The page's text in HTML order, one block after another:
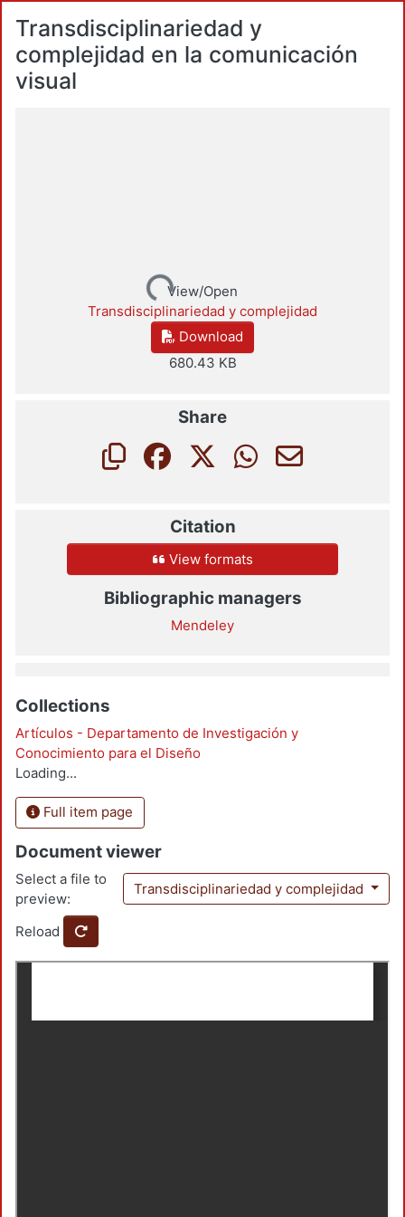
Transdisciplinariedad y
complejidad en la comunicación
visual
Loading...View/Open
Transdisciplinariedad y complejidad
Download
680.43 KB
Share
Citation
View formats
Bibliographic managers
Mendeley
Collections
Artículos - Departamento de Investigación y
Conocimiento para el Diseño
Loading...
Full item page
Document viewer
Select a file to
preview:
Transdisciplinariedad y complejidad
Reload